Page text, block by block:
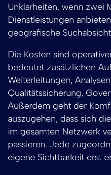
Unklarheiten, wenn zwei
Dienstleistungen
geografische
Die Kosten sind
bedeutet zusätzlichen
Weiterleitungen,
Qualitätssicherung,
Außerdem geht der
auszugehen, dass sich
im gesamten Netzwerk
passieren. Jede
eigene Sichtbarkeit erst